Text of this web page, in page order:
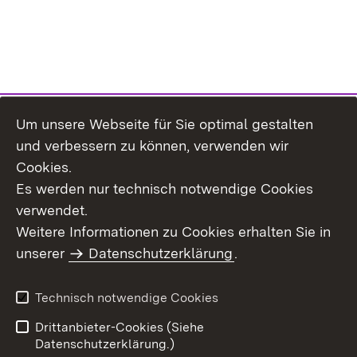
Themenübersicht
Barrierefreiheit
Um unsere Webseite für Sie optimal gestalten
und verbessern zu können, verwenden wir
Cookies.
Es werden nur technisch notwendige Cookies
verwendet.
Weitere Informationen zu Cookies erhalten Sie in
unserer
Datenschutzerklärung.
Technisch notwendige Cookies
Drittanbieter-Cookies (Siehe
Datenschutzerklärung.)